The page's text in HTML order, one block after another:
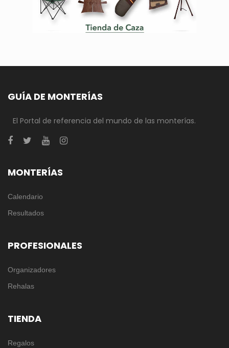
GUÍA DE MONTERÍAS
El Portal de referencia del mundo de las monterías.
MONTERÍAS
Calendario
Resultados
PROFESIONALES
Organizadores
Rehalas
TIENDA
Regalos